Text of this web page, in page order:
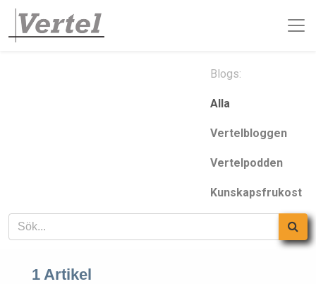
Blogs:
Alla
Vertelbloggen
Vertelpodden
Kunskapsfrukost
1 Artikel